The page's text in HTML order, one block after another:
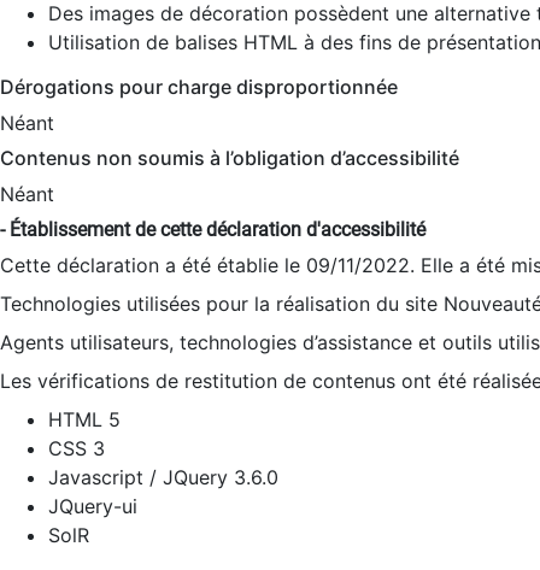
Des images de décoration possèdent une alternative
Utilisation de balises HTML à des fins de
Dérogations pour charge disproportionnée
Néant
Contenus non soumis à l’obligation d’accessibilité
Néant
- Établissement de cette déclaration d'accessibilité
Cette déclaration a été établie le 09/11/2022. Elle a été
Technologies utilisées pour la réalisation du site
Agents utilisateurs, technologies d’assistance et outils
Les vérifications de restitution de contenus ont été
HTML 5
CSS 3
Javascript / JQuery 3.6.0
JQuery-ui
SolR